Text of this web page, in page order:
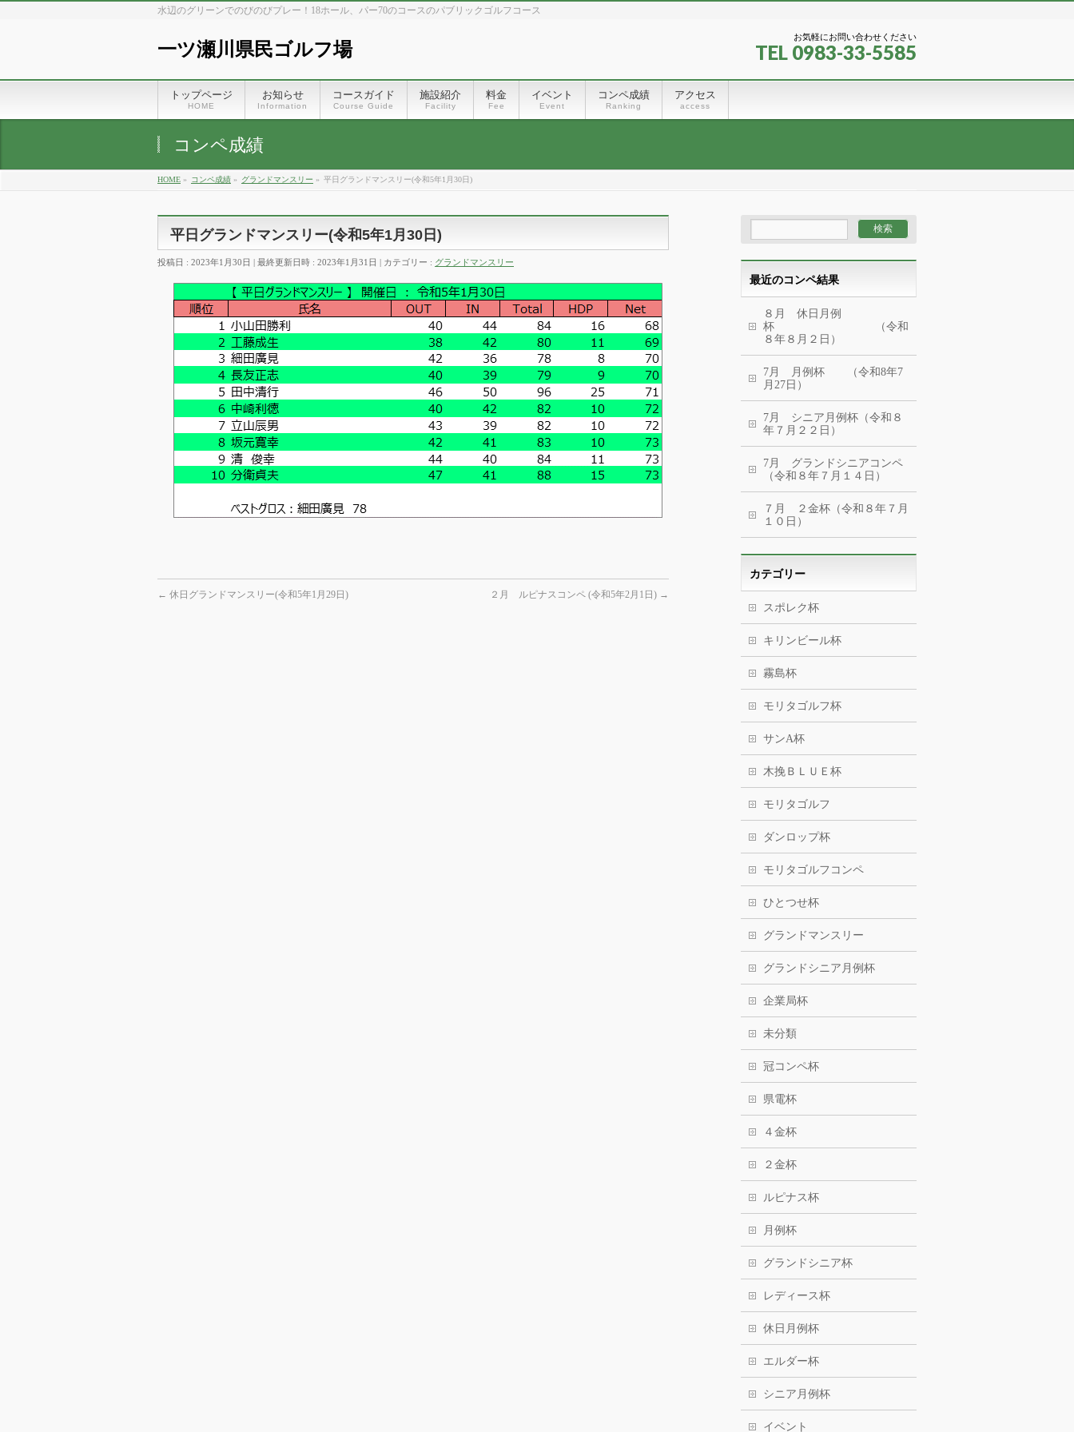
水辺のグリーンでのびのびプレー！18ホール、パー70のコースのパブリックゴルフコース
一ツ瀬川県民ゴルフ場
お気軽にお問い合わせください
TEL 0983-33-5585
トップページ
HOME
お知らせ
Information
コースガイド
Course Guide
施設紹介
Facility
料金
Fee
イベント
Event
コンペ成績
Ranking
アクセス
access
コンペ成績
HOME » コンペ成績 » グランドマンスリー » 平日グランドマンスリー(令和5年1月30日)
平日グランドマンスリー(令和5年1月30日)
投稿日 : 2023年1月30日 最終更新日時 : 2023年1月31日 カテゴリー : グランドマンスリー
← 休日グランドマンスリー(令和5年1月29日) ２月 ルピナスコンペ (令和5年2月1日) →
最近のコンペ結果
８月 休日月例
杯 （令和
８年８月２日）
7月 月例杯 （令和8年7
月27日）
7月 シニア月例杯（令和８
年７月２２日）
7月 グランドシニアコンペ
（令和８年７月１４日）
７月 ２金杯（令和８年７月
１０日）
カテゴリー
スポレク杯
キリンビール杯
霧島杯
モリタゴルフ杯
サンA杯
木挽ＢＬＵＥ杯
モリタゴルフ
ダンロップ杯
モリタゴルフコンペ
ひとつせ杯
グランドマンスリー
グランドシニア月例杯
企業局杯
未分類
冠コンペ杯
県電杯
４金杯
２金杯
ルピナス杯
月例杯
グランドシニア杯
レディース杯
休日月例杯
エルダー杯
シニア月例杯
イベント